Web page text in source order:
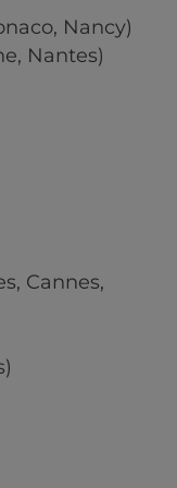
Nancy)
Nantes)
Cannes,